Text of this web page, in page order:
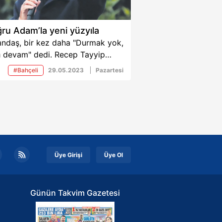
Adam’la yeni yüzyıla
bir kez daha "Durmak yok,
devam" dedi. Recep Tayyip
Türkiye'nin 13.
seçildi. Oyların
#Bahçeli 29.05.2023 Pazartesi
Üye Girişi Üye Ol
Günün Takvim Gazetesi